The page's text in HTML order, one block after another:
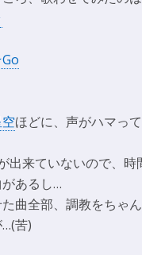
ほどに、声がハマっ
出来ていないので、時
あるし…
曲全部、調教をちゃ
苦)